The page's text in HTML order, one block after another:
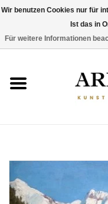
AKTUELLER KATALOG
THEMEN
Wir benutzen Cookies nur für
Ist das in
Für weitere Informationen